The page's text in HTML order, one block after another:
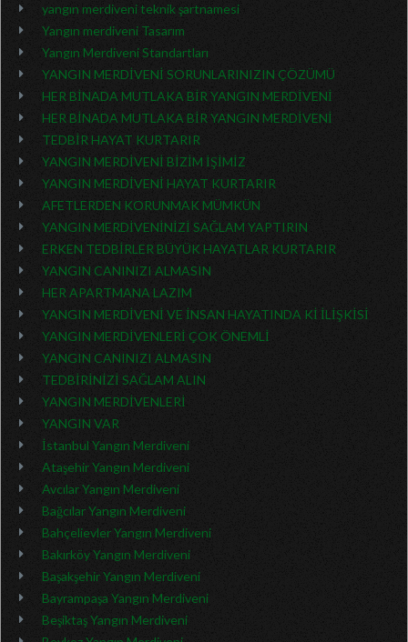
yangın merdiveni teknik şartnamesi
Yangın merdiveni Tasarım
Yangın Merdiveni Standartları
YANGIN MERDİVENİ SORUNLARINIZIN ÇÖZÜMÜ
HER BİNADA MUTLAKA BİR YANGIN MERDİVENİ
HER BİNADA MUTLAKA BİR YANGIN MERDİVENİ
TEDBİR HAYAT KURTARIR
YANGIN MERDİVENİ BİZİM İŞİMİZ
YANGIN MERDİVENİ HAYAT KURTARIR
AFETLERDEN KORUNMAK MÜMKÜN
YANGIN MERDİVENİNİZİ SAĞLAM YAPTIRIN
ERKEN TEDBİRLER BÜYÜK HAYATLAR KURTARIR
YANGIN CANINIZI ALMASIN
HER APARTMANA LAZIM
YANGIN MERDİVENİ VE İNSAN HAYATINDA Kİ İLİŞKİSİ
YANGIN MERDİVENLERİ ÇOK ÖNEMLİ
YANGIN CANINIZI ALMASIN
TEDBİRİNİZİ SAĞLAM ALIN
YANGIN MERDİVENLERİ
YANGIN VAR
İstanbul Yangın Merdiveni
Ataşehir Yangın Merdiveni
Avcılar Yangın Merdiveni
Bağcılar Yangın Merdiveni
Bahçelievler Yangın Merdiveni
Bakırköy Yangın Merdiveni
Başakşehir Yangın Merdiveni
Bayrampaşa Yangın Merdiveni
Beşiktaş Yangın Merdiveni